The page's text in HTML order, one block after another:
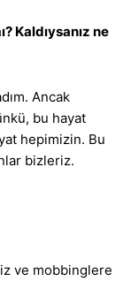
Kaldıysanız ne
Ancak
bu hayat
hepimizin. Bu
bizleriz.
ve mobbinglere